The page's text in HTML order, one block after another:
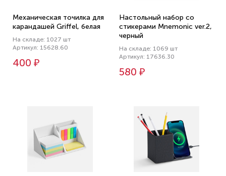
Механическая точилка для
карандашей Griffel, белая
На складе: 1027 шт
Артикул: 15628.60
400 ₽
Настольный набор со
стикерами Mnemonic ver.2,
черный
На складе: 1069 шт
Артикул: 17636.30
580 ₽